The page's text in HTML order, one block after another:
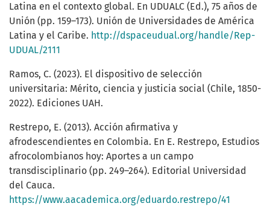
Latina en el contexto global. En UDUALC (Ed.), 75 años de
Unión (pp. 159–173). Unión de Universidades de América
Latina y el Caribe. http://dspaceudual.org/handle/Rep-
UDUAL/2111
Ramos, C. (2023). El dispositivo de selección
universitaria: Mérito, ciencia y justicia social (Chile, 1850-
2022). Ediciones UAH.
Restrepo, E. (2013). Acción afirmativa y
afrodescendientes en Colombia. En E. Restrepo, Estudios
afrocolombianos hoy: Aportes a un campo
transdisciplinario (pp. 249–264). Editorial Universidad
del Cauca.
https://www.aacademica.org/eduardo.restrepo/41